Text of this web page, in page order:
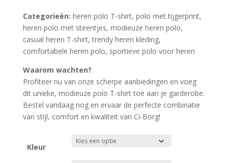
Categorieën: heren polo T-shirt, polo met tijgerprint,
heren polo met steentjes, modieuze heren polo,
casual heren T-shirt, trendy heren kleding,
comfortabele heren polo, sportieve polo voor heren
Waarom wachten?
Profiteer nu van onze scherpe aanbiedingen en voeg
dit unieke, modieuze polo T-shirt toe aan je garderobe.
Bestel vandaag nog en ervaar de perfecte combinatie
van stijl, comfort en kwaliteit van Ci-Borg!
Kleur